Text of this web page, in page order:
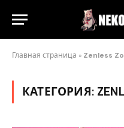
Главная страница » Zenless
КАТЕГОРИЯ: